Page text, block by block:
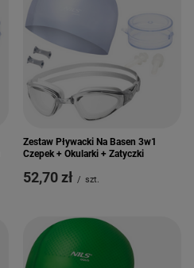
Zestaw Pływacki Na Basen 3w1
Czepek + Okularki + Zatyczki
52,70 zł / szt.